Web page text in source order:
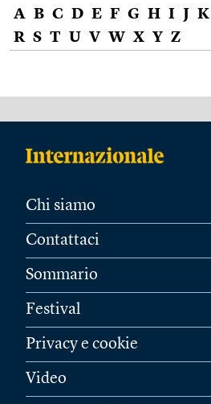
A B C D E F G H I J K
R S T U V W X Y Z
Chi siamo
Contattaci
Sommario
Festival
Privacy e cookie
Video